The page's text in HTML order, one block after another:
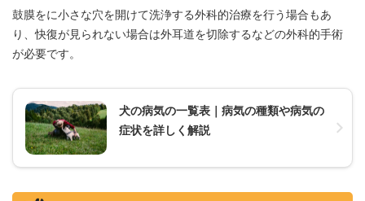
鼓膜をに小さな穴を開けて洗浄する外科的治療を行う場合もあ
り、快復が見られない場合は外耳道を切除するなどの外科的手術
が必要です。
犬の病気の一覧表｜病気の種類や病気の
症状を詳しく解説